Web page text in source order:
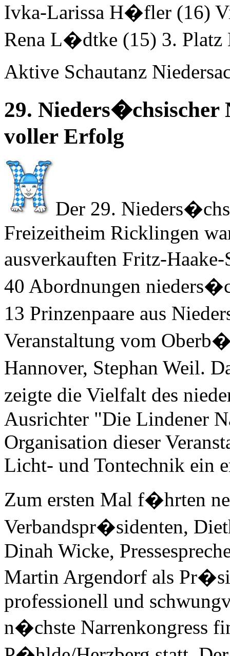
Ivka-Larissa H�fler (16)
Rena L�dtke (15) 3. Platz
Aktive Schautanz
29. Nieders�chsischer
voller Erfolg
Der 29.
Freizeitheim Ricklingen
ausverkauften Fritz-
40 Abordnungen
13 Prinzenpaare aus
Veranstaltung vom
Hannover, Stephan Weil.
zeigte die Vielfalt des
Ausrichter "Die Lindener
Organisation dieser
Licht- und Tontechnik ein
Zum ersten Mal f�hrten
Verbandspr�sidenten,
Dinah Wicke,
Martin Argendorf als
professionell und
n�chste Narrenkongress